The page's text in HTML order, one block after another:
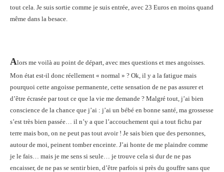
tout cela. Je suis sortie comme je suis entrée, avec 23 Euros en moins quand
même dans la besace.
Alors me voilà au point de départ, avec mes questions et mes angoisses.
Mon état est-il donc réellement « normal » ? Ok, il y a la fatigue mais
pourquoi cette angoisse permanente, cette sensation de ne pas assurer et
d’être écrasée par tout ce que la vie me demande ? Malgré tout, j’ai bien
conscience de la chance que j’ai : j’ai un bébé en bonne santé, ma grossesse
s’est très bien passée… il n’y a que l’accouchement qui a tout fichu par
terre mais bon, on ne peut pas tout avoir ! Je sais bien que des personnes,
autour de moi, peinent tomber enceinte. J’ai honte de me plaindre comme
je le fais… mais je me sens si seule… je trouve cela si dur de ne pas
encaisser, de ne pas se sentir bien, d’être parfois si près du gouffre sans que